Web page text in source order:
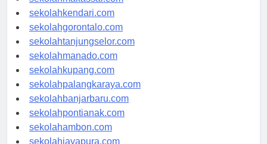
sekolahmakassar.com
sekolahkendari.com
sekolahgorontalo.com
sekolahtanjungselor.com
sekolahmanado.com
sekolahkupang.com
sekolahpalangkaraya.com
sekolahbanjarbaru.com
sekolahpontianak.com
sekolahambon.com